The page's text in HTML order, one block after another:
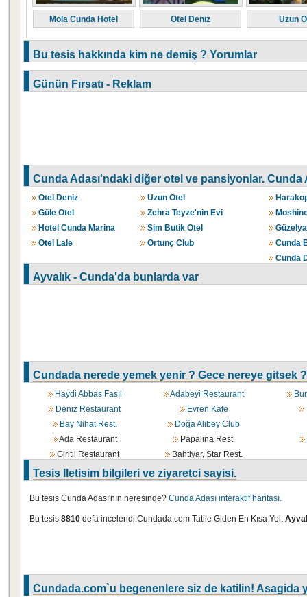
Mola Cunda Hotel Otel Deniz Uzun
Bu tesis hakkında kim ne demiş ? Yorumlar
Günün Fırsatı - Reklam
Cunda Adası'ndaki diğer otel ve pansiyonlar. Cunda
Otel Deniz Uzun Otel
Güle Otel
Zehra Teyze'nin Evi
Hotel Cunda Marina
Sim Butik Otel
Otel Lale
Ortunç Club
Cunda
Cunda
Ayvalık - Cunda'da bunlarda var
Cundada nerede yemek yenir ? Gece nereye gitsek
Haydi Abbas Fasıl Adabeyi Restaurant
Deniz Restaurant
Evren Kafe
Bay Nihat Rest.
Doğa Alibey Club
Ada Restaurant
Papalina Rest.
Giritli Restaurant
Bahtiyar, Star Rest.
Tesis Iletisim bilgileri ve ziyaretci sayisi.
Bu tesis Cunda Adası'nın neresinde? Cunda Adası interaktif haritası.
Bu tesis 8810 defa incelendi.Cundada.com Tatile Giden En Kısa Yol.
Cundada.com`u begenenlere siz de katilin!